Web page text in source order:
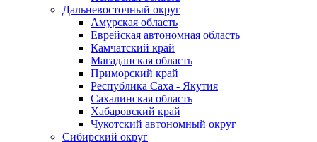
Дальневосточный округ
Амурская область
Еврейская автономная область
Камчатский край
Магаданская область
Приморский край
Республика Саха - Якутия
Сахалинская область
Хабаровский край
Чукотский автономный округ
Сибирский округ